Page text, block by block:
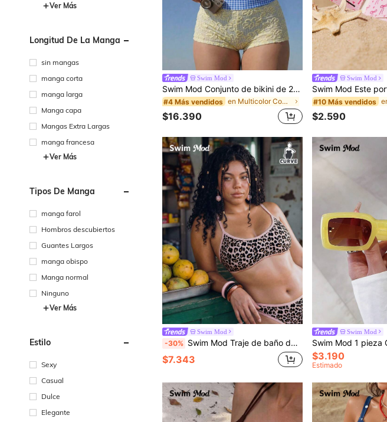
Ver Más
Longitud De La Manga
sin mangas
manga corta
manga larga
Manga capa
Mangas Extra Largas
manga francesa
Ver Más
Tipos De Manga
manga farol
Hombros descubiertos
Guantes Largos
manga obispo
Manga normal
Ninguno
Ver Más
Estilo
Sexy
Casual
Dulce
Elegante
Swim Mod
Swim Mod Conjunto de bikini de 2 piezas talla grande primavera/verano 2026, combinación de tela con estampado floral aleatorio amarillo & jacquard a cuadros de doble tono, top de cuello grande con detalle de anillo blanco, braguita de cintura alta y pierna recta, traje de baño para vacaciones en la playa para mujer
#4 Más vendidos en Multicolor Conjuntos De Bikini De Tallas Grande
$16.390
Swim Mod
#10 Más vendidos
$2.590
Swim Mod
-30% Swim Mod Traje de baño de 2 piezas talla grande, conjunto de bikini elegante y sexy con tirantes finos en contraste rosa, combinado con un lindo estampado de leopardo, adecuado para vacaciones en la playa, fiestas en la piscina, San Valentín, citas y otras ocasiones
$7.343
Swim Mod
$3.190
Estimado